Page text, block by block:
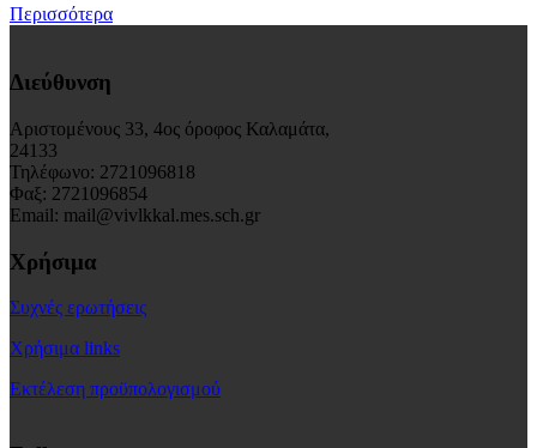
Περισσότερα
Διεύθυνση
Αριστομένους 33, 4ος όροφος Καλαμάτα,
24133
Τηλέφωνο: 2721096818
Φαξ: 2721096854
Email: mail@vivlkkal.mes.sch.gr
Χρήσιμα
Συχνές ερωτήσεις
Χρήσιμα links
Εκτέλεση προϋπολογισμού